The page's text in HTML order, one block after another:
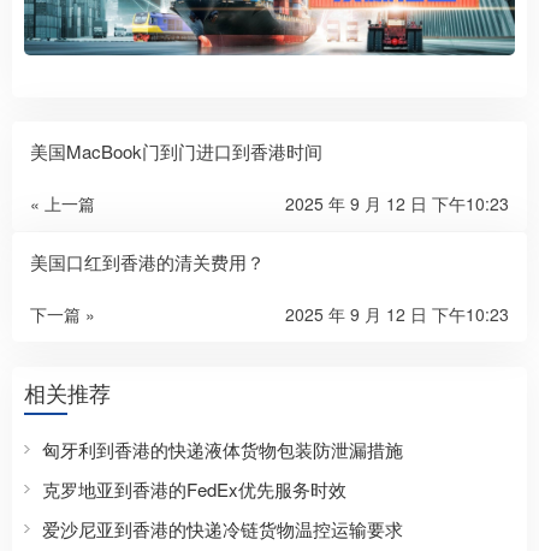
美国MacBook门到门进口到香港时间
« 上一篇 2025 年 9 月 12 日 下午10:23
美国口红到香港的清关费用？
下一篇 » 2025 年 9 月 12 日 下午10:23
相关推荐
匈牙利到香港的快递液体货物包装防泄漏措施
克罗地亚到香港的FedEx优先服务时效
爱沙尼亚到香港的快递冷链货物温控运输要求